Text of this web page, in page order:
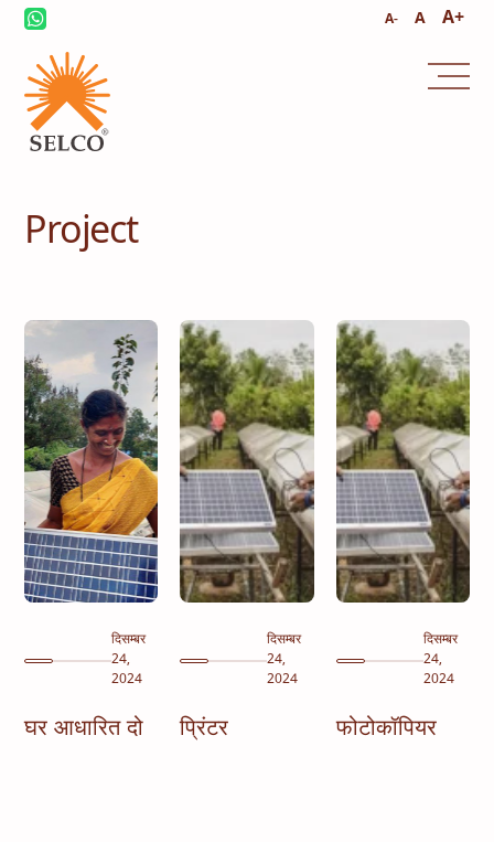
A- A A+
समुदाय
कंसल्टेंसी
Project
दिसम्बर
24,
2024
घर आधारित दो
दिसम्बर
24,
2024
प्रिंटर
दिसम्बर
24,
2024
फोटोकॉपियर